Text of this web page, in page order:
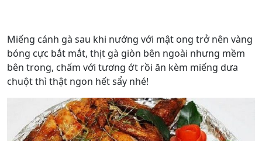
Miếng cánh gà sau khi nướng với mật ong trở nên vàng
bóng cực bắt mắt, thịt gà giòn bên ngoài nhưng mềm
bên trong, chấm với tương ớt rồi ăn kèm miếng dưa
chuột thì thật ngon hết sẩy nhé!